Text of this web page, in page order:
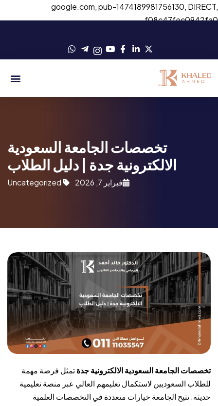
google.com, pub-1474189981756130,
تخصصات الجامعة السعودية
الالكترونية جدة | دليل الطلاب
فبراير 7, 2026 Uncategorized
تخصصات الجامعة السعودية الالكترونية جدةتمثل فرصة مهمة
للطلاب السعوديين لاستكمال تعليمهم العالي عبر منصة تعليمية
حديثة. تتيح الجامعة خيارات متعددة في التخصصات العلمية